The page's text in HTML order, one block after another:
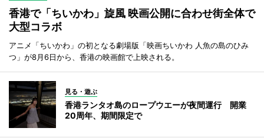
香港で「ちいかわ」旋風 映画公開に合わせ街全体で
大型コラボ
アニメ「ちいかわ」の初となる劇場版「映画ちいかわ 人魚の島のひみ
つ」が8月6日から、香港の映画館で上映される。
見る・遊ぶ
香港ランタオ島のロープウエーが夜間運行 開業
20周年、期間限定で